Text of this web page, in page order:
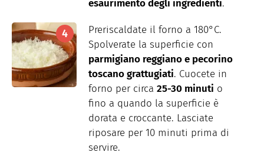
esaurimento degli ingredienti.
Preriscaldate il forno a 180°C.
Spolverate la superficie con
parmigiano reggiano e pecorino
toscano grattugiati. Cuocete in
forno per circa 25-30 minuti o
fino a quando la superficie è
dorata e croccante. Lasciate
riposare per 10 minuti prima di
servire.